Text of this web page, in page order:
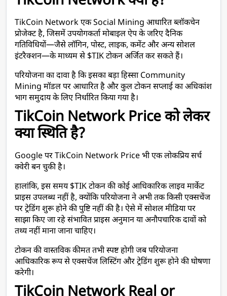
TikCoin Network एक Social Mining आधारित ब्लॉकचेन
प्रोजेक्ट है, जिसमें उपयोगकर्ता मोबाइल ऐप के जरिए दैनिक
गतिविधियों—जैसे लॉगिन, पोस्ट, लाइक, कमेंट और अन्य सोशल
इंटरैक्शन—के माध्यम से $TIK टोकन अर्जित कर सकते हैं।
परियोजना का दावा है कि इसका बड़ा हिस्सा Community
Mining मॉडल पर आधारित है और कुल टोकन सप्लाई का अधिकांश
भाग समुदाय के लिए निर्धारित किया गया है।
TikCoin Network Price को लेकर
क्या स्थिति है?
Google पर TikCoin Network Price भी एक लोकप्रिय सर्च
क्वेरी बन चुकी है।
हालांकि, इस समय $TIK टोकन की कोई आधिकारिक लाइव मार्केट
प्राइस उपलब्ध नहीं है, क्योंकि परियोजना ने अभी तक किसी एक्सचेंज
पर ट्रेडिंग शुरू होने की पुष्टि नहीं की है। ऐसे में सोशल मीडिया पर
साझा किए जा रहे संभावित प्राइस अनुमान या अनौपचारिक दावों को
तथ्य नहीं माना जाना चाहिए।
टोकन की वास्तविक कीमत तभी स्पष्ट होगी जब परियोजना
आधिकारिक रूप से एक्सचेंज लिस्टिंग और ट्रेडिंग शुरू होने की घोषणा
करेगी।